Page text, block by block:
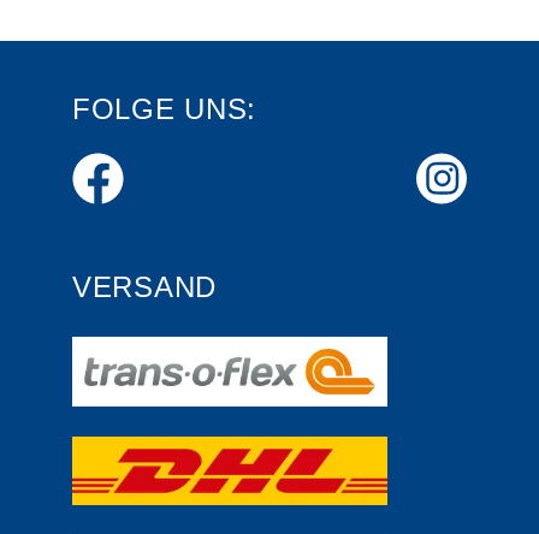
FOLGE UNS:
VERSAND